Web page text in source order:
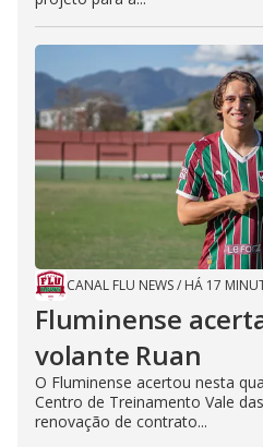
CANAL FLU NEWS/ HÁ 17
Fluminense
volante Ruan
O Fluminense acertou nesta
Centro de Treinamento Vale
renovação de contrato...